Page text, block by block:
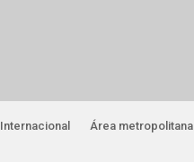
Internacional Área metropolitana